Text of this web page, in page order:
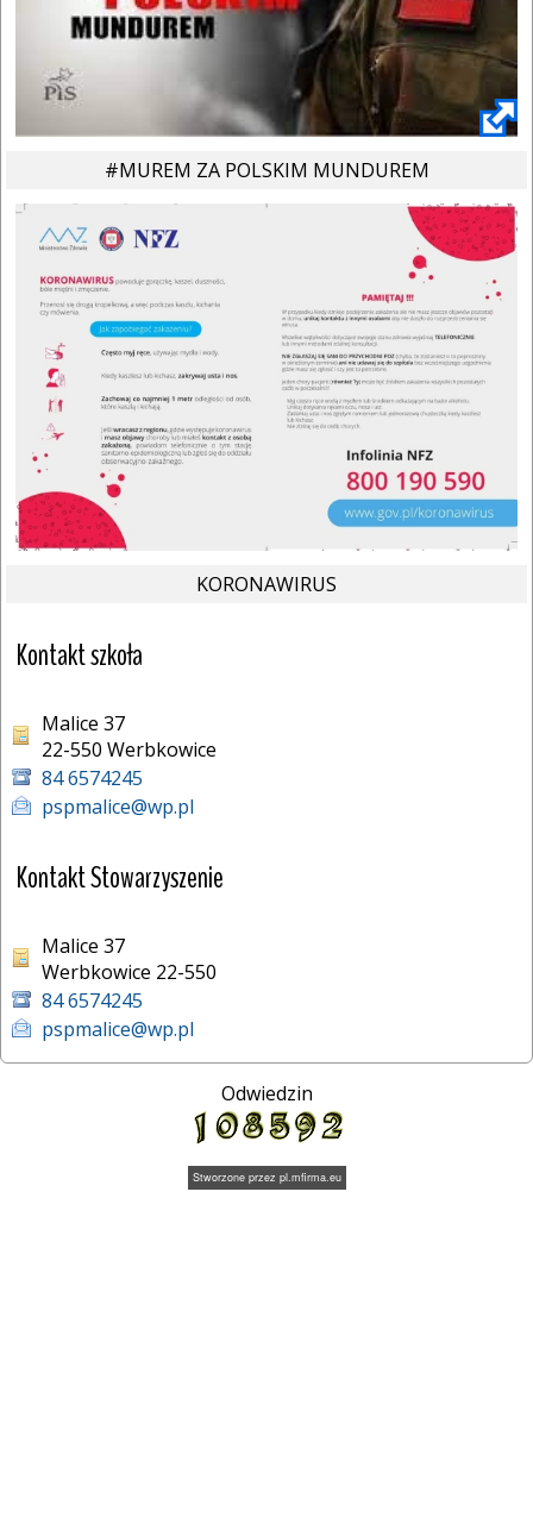
#MUREM ZA POLSKIM MUNDUREM
KORONAWIRUS
Kontakt szkoła
Malice 37
22-550 Werbkowice
84 6574245
pspmalice@wp.pl
Kontakt Stowarzyszenie
Malice 37
Werbkowice 22-550
84 6574245
pspmalice@wp.pl
Odwiedzin
Stworzone przez pl.mfirma.eu